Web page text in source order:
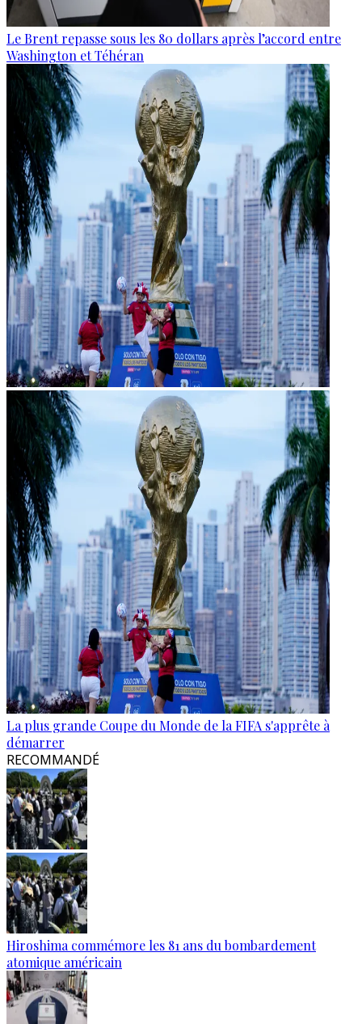
Le Brent repasse sous les 80 dollars après l’accord entre
Washington et Téhéran
La plus grande Coupe du Monde de la FIFA s'apprête à
démarrer
RECOMMANDÉ
Hiroshima commémore les 81 ans du bombardement
atomique américain